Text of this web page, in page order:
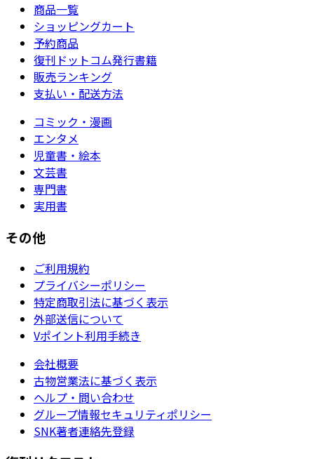
商品一覧
ショッピングカート
予約商品
復刊ドットコム発行書籍
販売ランキング
支払い・配送方法
コミック・漫画
エンタメ
児童書・絵本
文芸書
専門書
実用書
その他
ご利用規約
プライバシーポリシー
特定商取引法に基づく表示
外部送信について
Vポイント利用手続き
会社概要
古物営業法に基づく表示
ヘルプ・問い合わせ
グループ情報セキュリティポリシー
SNK著者連絡先登録